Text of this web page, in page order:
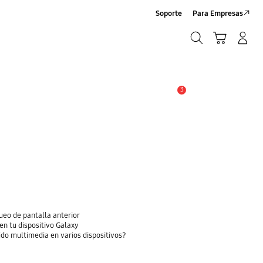
Soporte Para Empresas
3
de pantalla anterior
tu dispositivo Galaxy
multimedia en varios dispositivos?